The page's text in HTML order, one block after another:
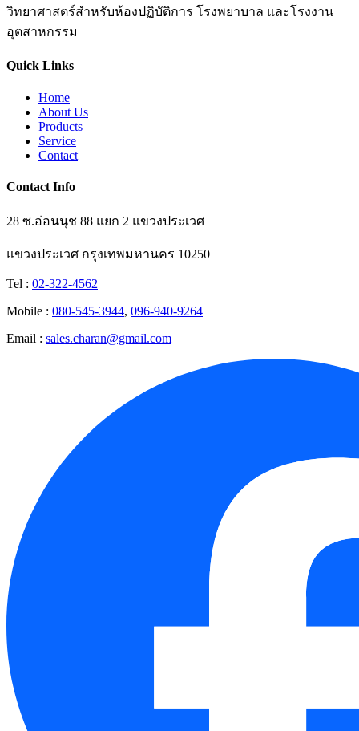
วิทยาศาสตร์สำหรับห้องปฏิบัติการ โรงพยาบาล และโรงงาน
อุตสาหกรรม
Quick Links
Home
About Us
Products
Service
Contact
Contact Info
28 ซ.อ่อนนุช 88 แยก 2 แขวงประเวศ
แขวงประเวศ กรุงเทพมหานคร 10250
Tel : 02-322-4562
Mobile : 080-545-3944, 096-940-9264
Email : sales.charan@gmail.com